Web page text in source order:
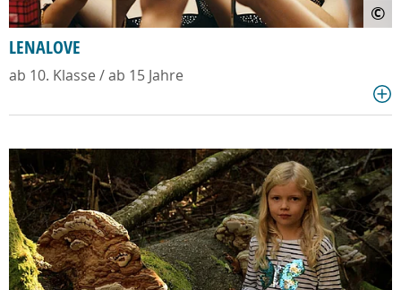
©
LENALOVE
ab 10. Klasse / ab 15 Jahre